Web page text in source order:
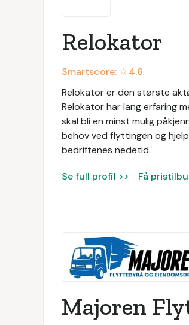
Relokator
Smartscore: ☆4.6
Relokator er den største
Relokator har lang erfaring
skal bli en minst mulig
behov ved flyttingen og
bedriftenes nedetid.
Se full profil >> Få
Majoren